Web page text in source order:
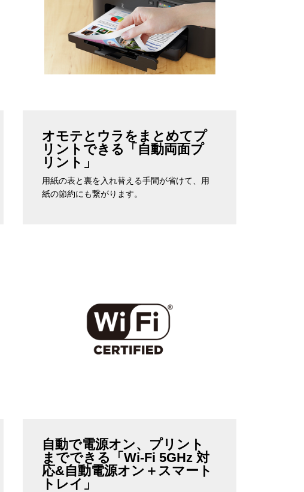
オモテとウラをまとめてプ
リントできる「自動両面プ
リント」
用紙の表と裏を入れ替える手間が省けて、用
紙の節約にも繋がります。
自動で電源オン、プリント
までできる「Wi-Fi 5GHz 対
応&自動電源オン＋スマート
トレイ」